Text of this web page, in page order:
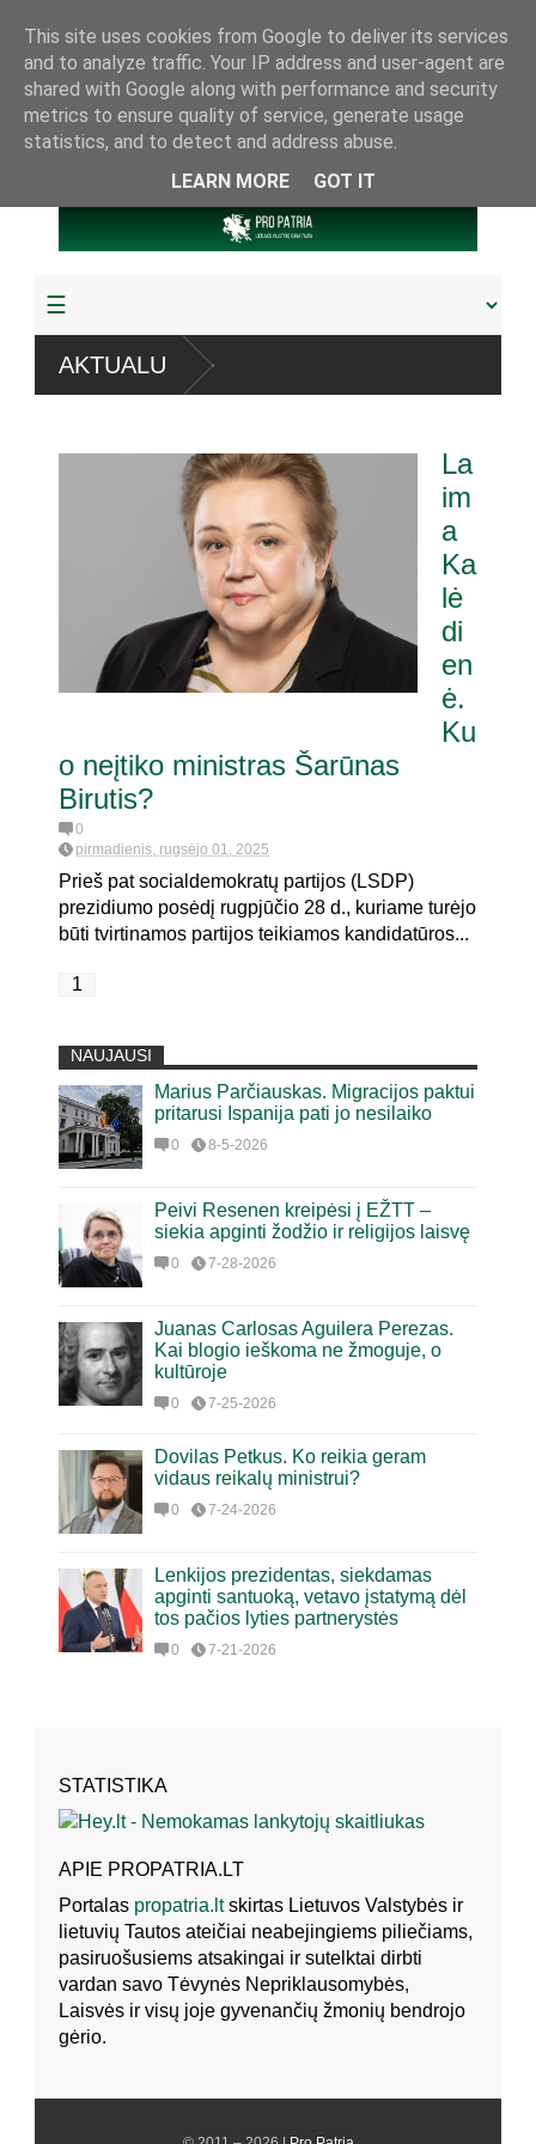
AKTUALU
La
im
a
Ka
lė
di
en
ė.
Ku
o neįtiko ministras Šarūnas
Birutis?
0
pirmadienis, rugsėjo 01, 2025
Prieš pat socialdemokratų partijos (LSDP)
prezidiumo posėdį rugpjūčio 28 d., kuriame turėjo
būti tvirtinamos partijos teikiamos kandidatūros...
1
NAUJAUSI
Marius Parčiauskas. Migracijos paktui
pritarusi Ispanija pati jo nesilaiko
0 8-5-2026
Peivi Resenen kreipėsi į EŽTT –
siekia apginti žodžio ir religijos laisvę
0 7-28-2026
Juanas Carlosas Aguilera Perezas.
Kai blogio ieškoma ne žmoguje, o
kultūroje
0 7-25-2026
Dovilas Petkus. Ko reikia geram
vidaus reikalų ministrui?
0 7-24-2026
Lenkijos prezidentas, siekdamas
apginti santuoką, vetavo įstatymą dėl
tos pačios lyties partnerystės
0 7-21-2026
STATISTIKA
APIE PROPATRIA.LT
Portalas propatria.ltskirtas Lietuvos Valstybės ir
lietuvių Tautos ateičiai neabejingiems piliečiams,
pasiruošusiems atsakingai ir sutelktai dirbti
vardan savo Tėvynės Nepriklausomybės,
Laisvės ir visų joje gyvenančių žmonių bendrojo
gėrio.
This site uses cookies from Google to deliver its services
and to analyze traffic. Your IP address and user-agent are
shared with Google along with performance and security
metrics to ensure quality of service, generate usage
statistics, and to detect and address abuse.
LEARN MORE
GOT IT